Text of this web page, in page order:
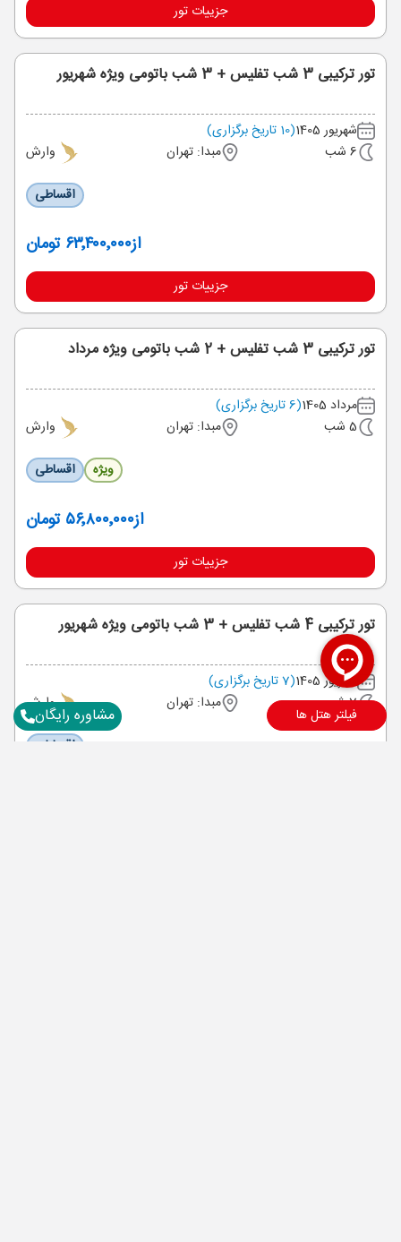
فیلتر هتل ها
جزییات تور
تور ترکیبی 3 شب تفلیس + 3 شب باتومی ویژه شهریور
شهریور 1405
(10 تاریخ برگزاری)
6 شب
مبدا: تهران
وارش
اقساطی
از۶۳٬۴۰۰٬۰۰۰ تومان
جزییات تور
تور ترکیبی 3 شب تفلیس + 2 شب باتومی ویژه مرداد
مرداد 1405
(6 تاریخ برگزاری)
5 شب
مبدا: تهران
وارش
ویژه
اقساطی
از۵۶٬۸۰۰٬۰۰۰ تومان
جزییات تور
تور ترکیبی 4 شب تفلیس + 3 شب باتومی ویژه شهریور
شهریور 1405
(7 تاریخ برگزاری)
7 شب
مبدا: تهران
وارش
اقساطی
مشاوره رایگان